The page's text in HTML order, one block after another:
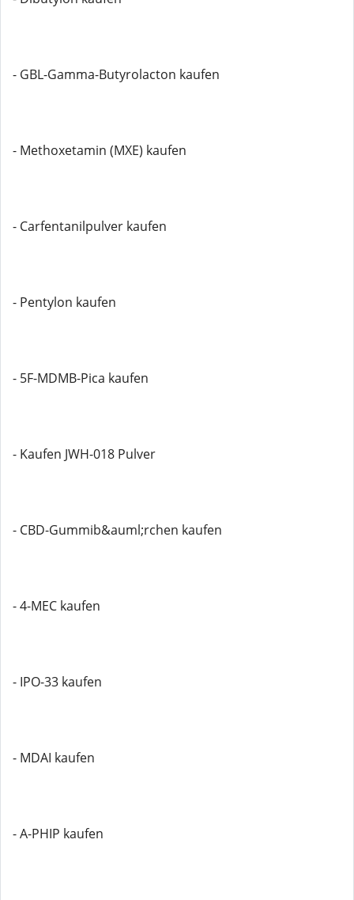
- GBL-Gamma-Butyrolacton kaufen
- Methoxetamin (MXE) kaufen
- Carfentanilpulver kaufen
- Pentylon kaufen
- 5F-MDMB-Pica kaufen
- Kaufen JWH-018 Pulver
- CBD-Gummib&auml;rchen kaufen
- 4-MEC kaufen
- IPO-33 kaufen
- MDAI kaufen
- A-PHIP kaufen